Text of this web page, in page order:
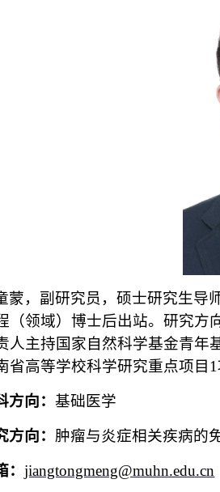
蒙，副研究员，硕士研究生导
（领域）博士后出站。研究方
人主持国家自然科学基金青年
省高等学校科学研究重点项目
方向：基础医学
方向： 肿瘤与炎症相关疾病的
：jiangtongmeng@muhn.edu.cn